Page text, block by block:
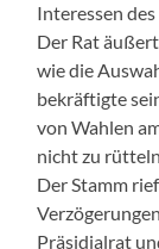
Interessen
Der Rat
wie die
bekräftigte
von Wahlen
nicht zu
Der Stamm
Präsidialrat